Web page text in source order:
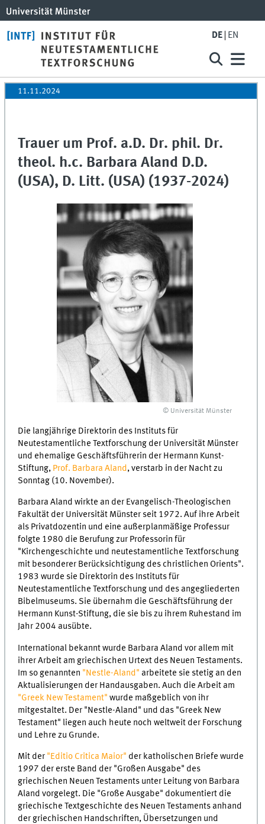
DE EN
11.11.2024
Trauer um Prof. a.D. Dr. phil. Dr.
theol. h.c. Barbara Aland D.D.
(USA), D. Litt. (USA) (1937-2024)
© Universität Münster
Die langjährige Direktorin des Instituts für
Neutestamentliche Textforschung der Universität Münster
und ehemalige Geschäftsführerin der Hermann Kunst-
Stiftung, Prof. Barbara Aland, verstarb in der Nacht zu
Sonntag (10. November).
Barbara Aland wirkte an der Evangelisch-Theologischen
Fakultät der Universität Münster seit 1972. Auf ihre Arbeit
als Privatdozentin und eine außerplanmäßige Professur
folgte 1980 die Berufung zur Professorin für
"Kirchengeschichte und neutestamentliche Textforschung
mit besonderer Berücksichtigung des christlichen Orients".
1983 wurde sie Direktorin des Instituts für
Neutestamentliche Textforschung und des angegliederten
Bibelmuseums. Sie übernahm die Geschäftsführung der
Hermann Kunst-Stiftung, die sie bis zu ihrem Ruhestand im
Jahr 2004 ausübte.
International bekannt wurde Barbara Aland vor allem mit
ihrer Arbeit am griechischen Urtext des Neuen Testaments.
Im so genannten "Nestle-Aland" arbeitete sie stetig an den
Aktualisierungen der Handausgaben. Auch die Arbeit am
"Greek New Testament" wurde maßgeblich von ihr
mitgestaltet. Der "Nestle-Aland" und das "Greek New
Testament" liegen auch heute noch weltweit der Forschung
und Lehre zu Grunde.
Mit der "Editio Critica Maior" der katholischen Briefe wurde
1997 der erste Band der "Großen Ausgabe" des
griechischen Neuen Testaments unter Leitung von Barbara
Aland vorgelegt. Die "Große Ausgabe" dokumentiert die
griechische Textgeschichte des Neuen Testaments anhand
der griechischen Handschriften, Übersetzungen und